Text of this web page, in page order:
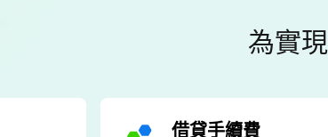
為實
借貸手續費